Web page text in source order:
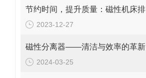
2023-12-27
2024-03-25